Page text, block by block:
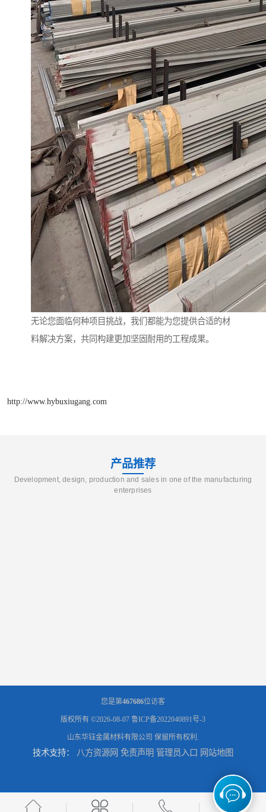
无论您面临何种项目挑战，我们都能为您提供合适的材
料解决方案，共同构建更加坚固耐用的工程成果。
http://www.hybuxiugang.com
产品推荐
Development, design, production and sales in one of the manufacturing
enterprises
您是第467686位访客
版权所有 ©2026-08-07 鲁ICP备2022040891号-3
山东华钰金属材料有限公司 保留所有权利.
技术支持： 八方资源网 免责声明 管理员入口 网站地图